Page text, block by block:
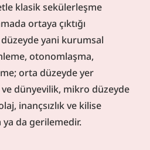
klasik sekülerleşme
ortaya çıktığı
yani kurumsal
otonomlaşma,
orta düzeyde yer
dünyevilik, mikro düzeyde
inançsızlık ve kilise
ya da gerilemedir.